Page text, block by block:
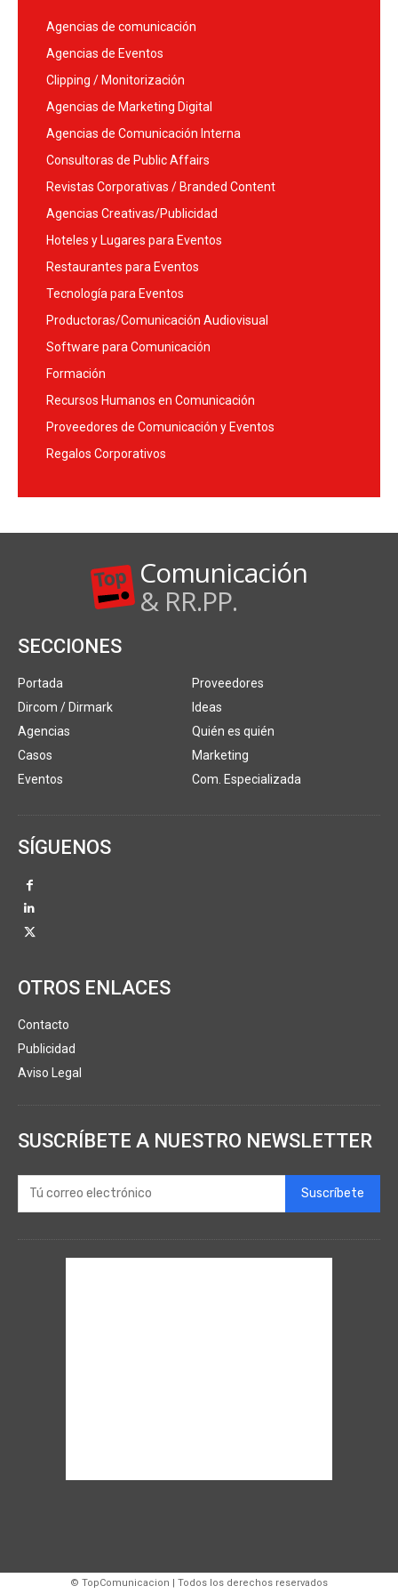
Agencias de comunicación
Agencias de Eventos
Clipping / Monitorización
Agencias de Marketing Digital
Agencias de Comunicación Interna
Consultoras de Public Affairs
Revistas Corporativas / Branded Content
Agencias Creativas/Publicidad
Hoteles y Lugares para Eventos
Restaurantes para Eventos
Tecnología para Eventos
Productoras/Comunicación Audiovisual
Software para Comunicación
Formación
Recursos Humanos en Comunicación
Proveedores de Comunicación y Eventos
Regalos Corporativos
Comunicación
& RR.PP.
SECCIONES
Portada
Dircom / Dirmark
Agencias
Casos
Eventos
Proveedores
Ideas
Quién es quién
Marketing
Com. Especializada
SÍGUENOS
OTROS ENLACES
Contacto
Publicidad
Aviso Legal
SUSCRÍBETE A NUESTRO NEWSLETTER
Suscríbete
© TopComunicacion | Todos los derechos reservados